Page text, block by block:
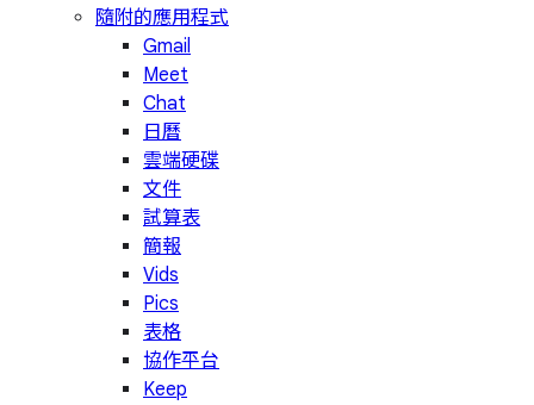
隨附的應用程式
Gmail
Meet
Chat
日曆
雲端硬碟
文件
試算表
簡報
Vids
Pics
表格
協作平台
Keep